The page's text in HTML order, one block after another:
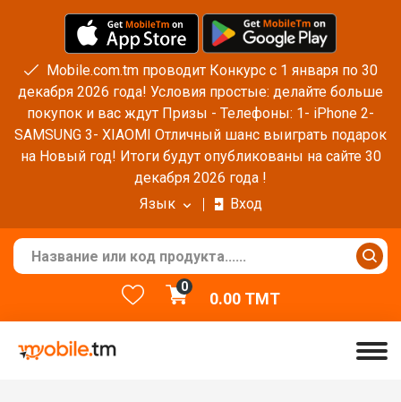
Mobile.com.tm проводит Конкурс с 1 января по 30
декабря 2026 года! Условия простые: делайте больше
покупок и вас ждут Призы - Телефоны: 1- iPhone 2-
SAMSUNG 3- XIAOMI Отличный шанс выиграть подарок
на Новый год! Итоги будут опубликованы на сайте 30
декабря 2026 года !
Язык
Вход
0
0.00TMT